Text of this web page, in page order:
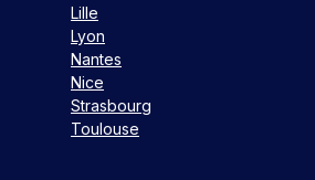
Lille
Lyon
Nantes
Nice
Strasbourg
Toulouse